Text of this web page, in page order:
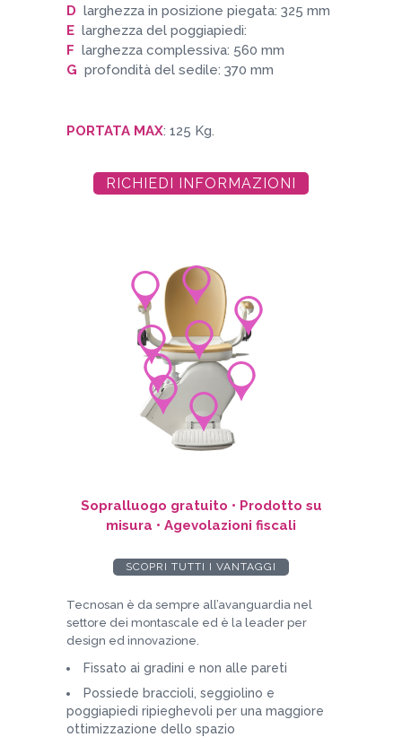
D larghezza in posizione piegata: 325 mm
E larghezza del poggiapiedi:
F larghezza complessiva: 560 mm
G profondità del sedile: 370 mm
PORTATA MAX: 125 Kg.
RICHIEDI INFORMAZIONI
Sopralluogo gratuito • Prodotto su
misura • Agevolazioni fiscali
SCOPRI TUTTI I VANTAGGI
Tecnosan è da sempre all’avanguardia nel
settore dei montascale ed è la leader per
design ed innovazione.
Fissato ai gradini e non alle pareti
Possiede braccioli, seggiolino e
poggiapiedi ripieghevoli per una maggiore
ottimizzazione dello spazio